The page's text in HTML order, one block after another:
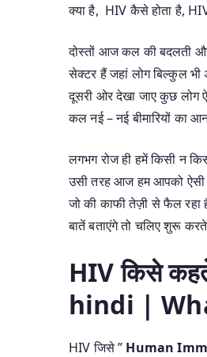
क्या है, HIV कैसे होता है,
दोस्तों आज कल की बदलती
सेक्टर हैं जहां लोग बिल्कुल भी
दूसरी ओर देखा जाए कुछ लोग
कल नई – नई बीमारियों का
लगभग रोज ही हमें किसी न
उसी तरह आज हम आपको ऐसी
जो की काफी तेज़ी से फैल रहा
बातें बताएंगे तो चलिए शुरू
HIV किसे
hindi |
HIV जिसे ” Human